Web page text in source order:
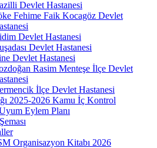
Devlet Hastanesi
Fehime Faik Kocagöz Devlet
Devlet Hastanesi
Devlet Hastanesi
Devlet Hastanesi
Rasim Menteşe İlçe Devlet
İlçe Devlet Hastanesi
2025-2026 Kamu İç Kontrol
Eylem Planı
Organisazyon Kitabı 2026